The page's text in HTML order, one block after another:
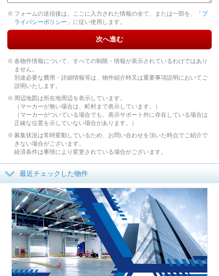
フォームの送信後は、ここに入力された情報の全て、または一部を、「 プ
ライバシーポリシー 」に従い使用します。
次へ進む
各物件情報について、すべての制限・情報が表示されているわけではあり
ません。
別途必要な費用・詳細情報等は、物件紹介時又は重要事項説明においてご
説明いたします。
周辺地図は所在地周辺を表示しています。
（マーカーが無い場合は、町村まで表示しています。）
（マーカーがついている場合でも、表示サポート外に存在している場合は
正確な位置を示していない場合があります。）
募集状況は常時変動しているため、お問い合わせを頂いた時点でご紹介で
きない場合がございます。
経済条件は事情により変更されている場合がございます。
最近チェックした物件